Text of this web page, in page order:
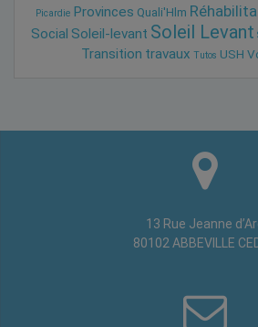
Picardie Provinces Quali'Hlm
Social Soleil-levant Soleil Levant
Transition travaux Tutos USH
13 Rue Jeanne
80102 ABBEVILLE